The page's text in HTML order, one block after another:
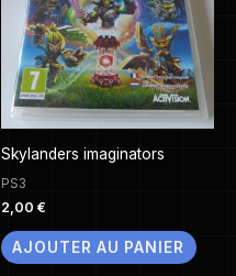
Skylanders imaginators
PS3
2,00 €
AJOUTER AU PANIER